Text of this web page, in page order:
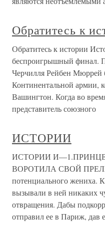
Обратитесь к
Обратитесь к истории
беспроигрышный финал.
Черчилля Рейбен Мюррей
Континентальной армии,
Вашингтон. Когда во
представитель союзного
ИСТОРИИ
ИСТОРИИ
ВОРОТИЛА СВОЙ
потенциального жениха.
вызывали в ней никаких
отвращения. Дабы
отправил ее в Париж, дав